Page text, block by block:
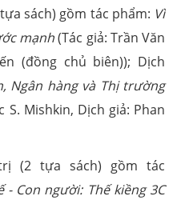
sách) gồm tác phẩm: Vì
mạnh(Tác giả: Trần Văn
(đồng chủ biên)); Dịch
Ngân hàng và Thị trường
S. Mishkin, Dịch giả: Phan
(2 tựa sách) gồm tác
- Con người: Thế kiềng 3C